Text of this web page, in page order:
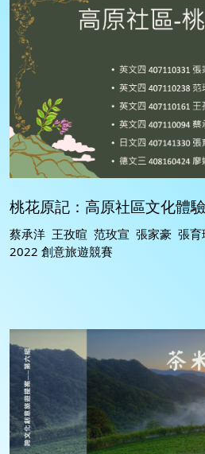
桃花原記：高原社區文化體
蔡承洋 王孜暄 范玫宣 張家豪 張
2022 創意旅遊競賽